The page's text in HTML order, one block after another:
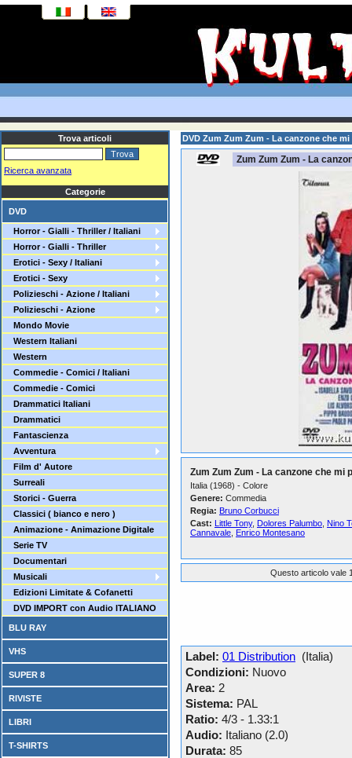
Trova articoli
Ricerca avanzata
Categorie
DVD
Horror - Gialli - Thriller / Italiani
Horror - Gialli - Thriller
Erotici - Sexy / Italiani
Erotici - Sexy
Polizieschi - Azione / Italiani
Polizieschi - Azione
Mondo Movie
Western Italiani
Western
Commedie - Comici / Italiani
Commedie - Comici
Drammatici Italiani
Drammatici
Fantascienza
Avventura
Film d' Autore
Surreali
Storici - Guerra
Classici ( bianco e nero )
Animazione - Animazione Digitale
Serie TV
Documentari
Musicali
Edizioni Limitate & Cofanetti
DVD IMPORT con Audio ITALIANO
BLU RAY
VHS
SUPER 8
RIVISTE
LIBRI
T-SHIRTS
DVD Zum Zum Zum - La canzone che
Zum Zum Zum - La
Zum Zum Zum - La canzone che mi
Italia (1968) - Colore
Genere: Commedia
Regia: Bruno Corbucci
Cast: Little Tony, Dolores Palumbo Nino
Cannavale Enrico Montesano
Questo articolo vale
Label: 01 Distribution (Italia)
Condizioni: Nuovo
Area: 2
Sistema: PAL
Ratio: 4/3 - 1.33:1
Audio: Italiano (2.0)
Durata: 85